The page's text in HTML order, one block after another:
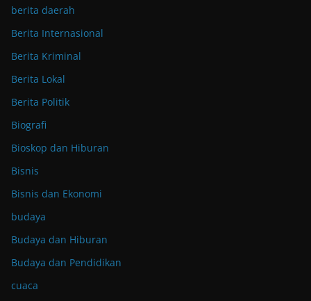
berita daerah
Berita Internasional
Berita Kriminal
Berita Lokal
Berita Politik
Biografi
Bioskop dan Hiburan
Bisnis
Bisnis dan Ekonomi
budaya
Budaya dan Hiburan
Budaya dan Pendidikan
cuaca